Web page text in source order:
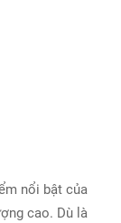
nổi bật của
cao. Dù là